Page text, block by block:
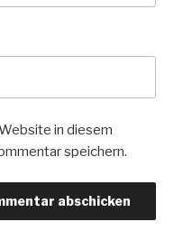
in diesem
speichern.